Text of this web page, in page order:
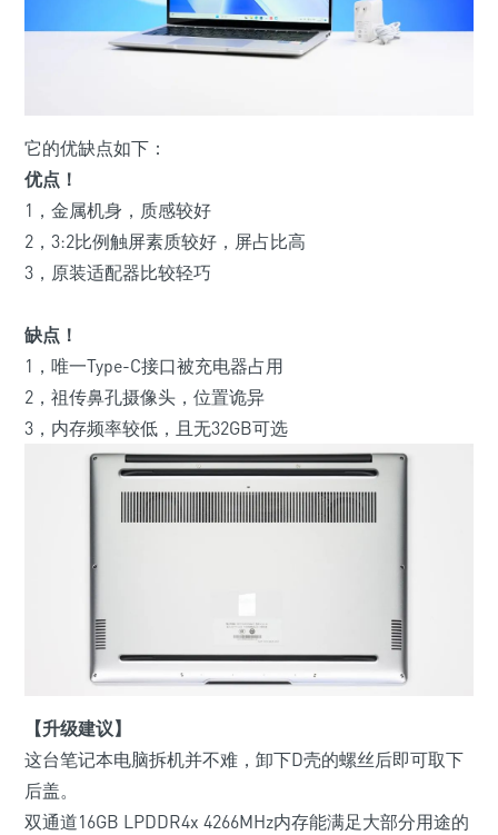
它的优缺点如下：
优点！
1，金属机身，质感较好
2，3:2比例触屏素质较好，屏占比高
3，原装适配器比较轻巧
缺点！
1，唯一Type-C接口被充电器占用
2，祖传鼻孔摄像头，位置诡异
3，内存频率较低，且无32GB可选
【升级建议】
这台笔记本电脑拆机并不难，卸下D壳的螺丝后即可取下
后盖。
双通道16GB LPDDR4x 4266MHz内存能满足大部分用途的